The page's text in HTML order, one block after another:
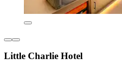
Little Charlie Hotel